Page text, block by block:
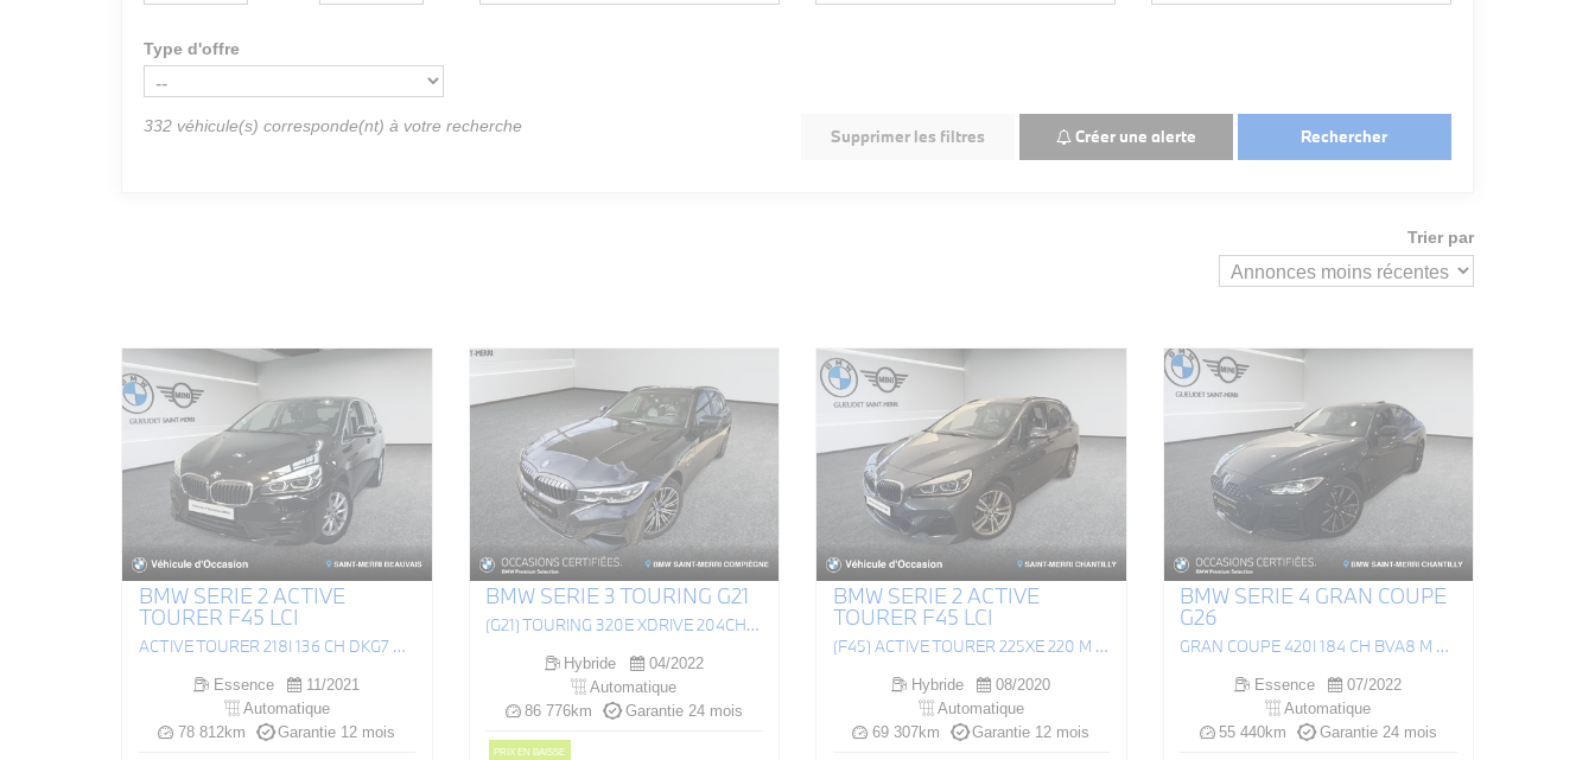
Type d'offre
332 véhicule(s) corresponde(nt) à votre recherche Supprimer les filtres Créer une alerte Rechercher
Trier par
BMW SERIE 2 ACTIVE
TOURER F45 LCI
ACTIVE TOURER 218I 136 CH DKG7 BUSINESS DESIGN
Essence
11/2021
Automatique
78 812km
Garantie 12 mois
BMW SERIE 3 TOURING G21
(G21) TOURING 320E XDRIVE 204CH M SPORT BVA8
Hybride
04/2022
Automatique
86 776km
Garantie 24 mois
PRIX EN BAISSE
BMW SERIE 2 ACTIVE
TOURER F45 LCI
(F45) ACTIVE TOURER 225XE 220 M SPORT BVA8
Hybride
08/2020
Automatique
69 307km
Garantie 12 mois
BMW SERIE 4 GRAN COUPE
G26
GRAN COUPE 420I 184 CH BVA8 M SPORT
Essence
07/2022
Automatique
55 440km
Garantie 24 mois